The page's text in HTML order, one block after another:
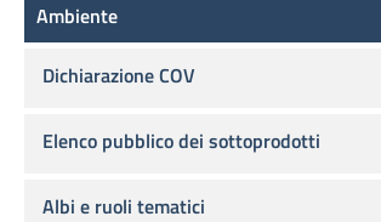
Ambiente
Dichiarazione COV
Elenco pubblico dei sottoprodotti
Albi e ruoli tematici